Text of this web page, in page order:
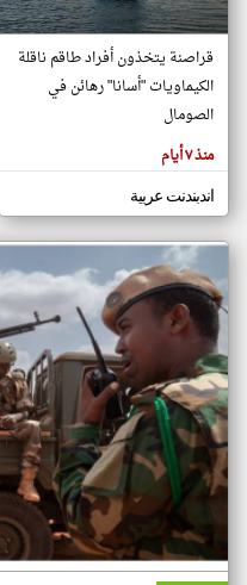
المقالات
هنا عن
وجهة
كاتبيها.
قراصنة يتخذون أفراد طاقم ناقلة
الكيماويات "أسانا" رهائن في
الصومال
منذ ٧ أيام
اندبندنت عربية